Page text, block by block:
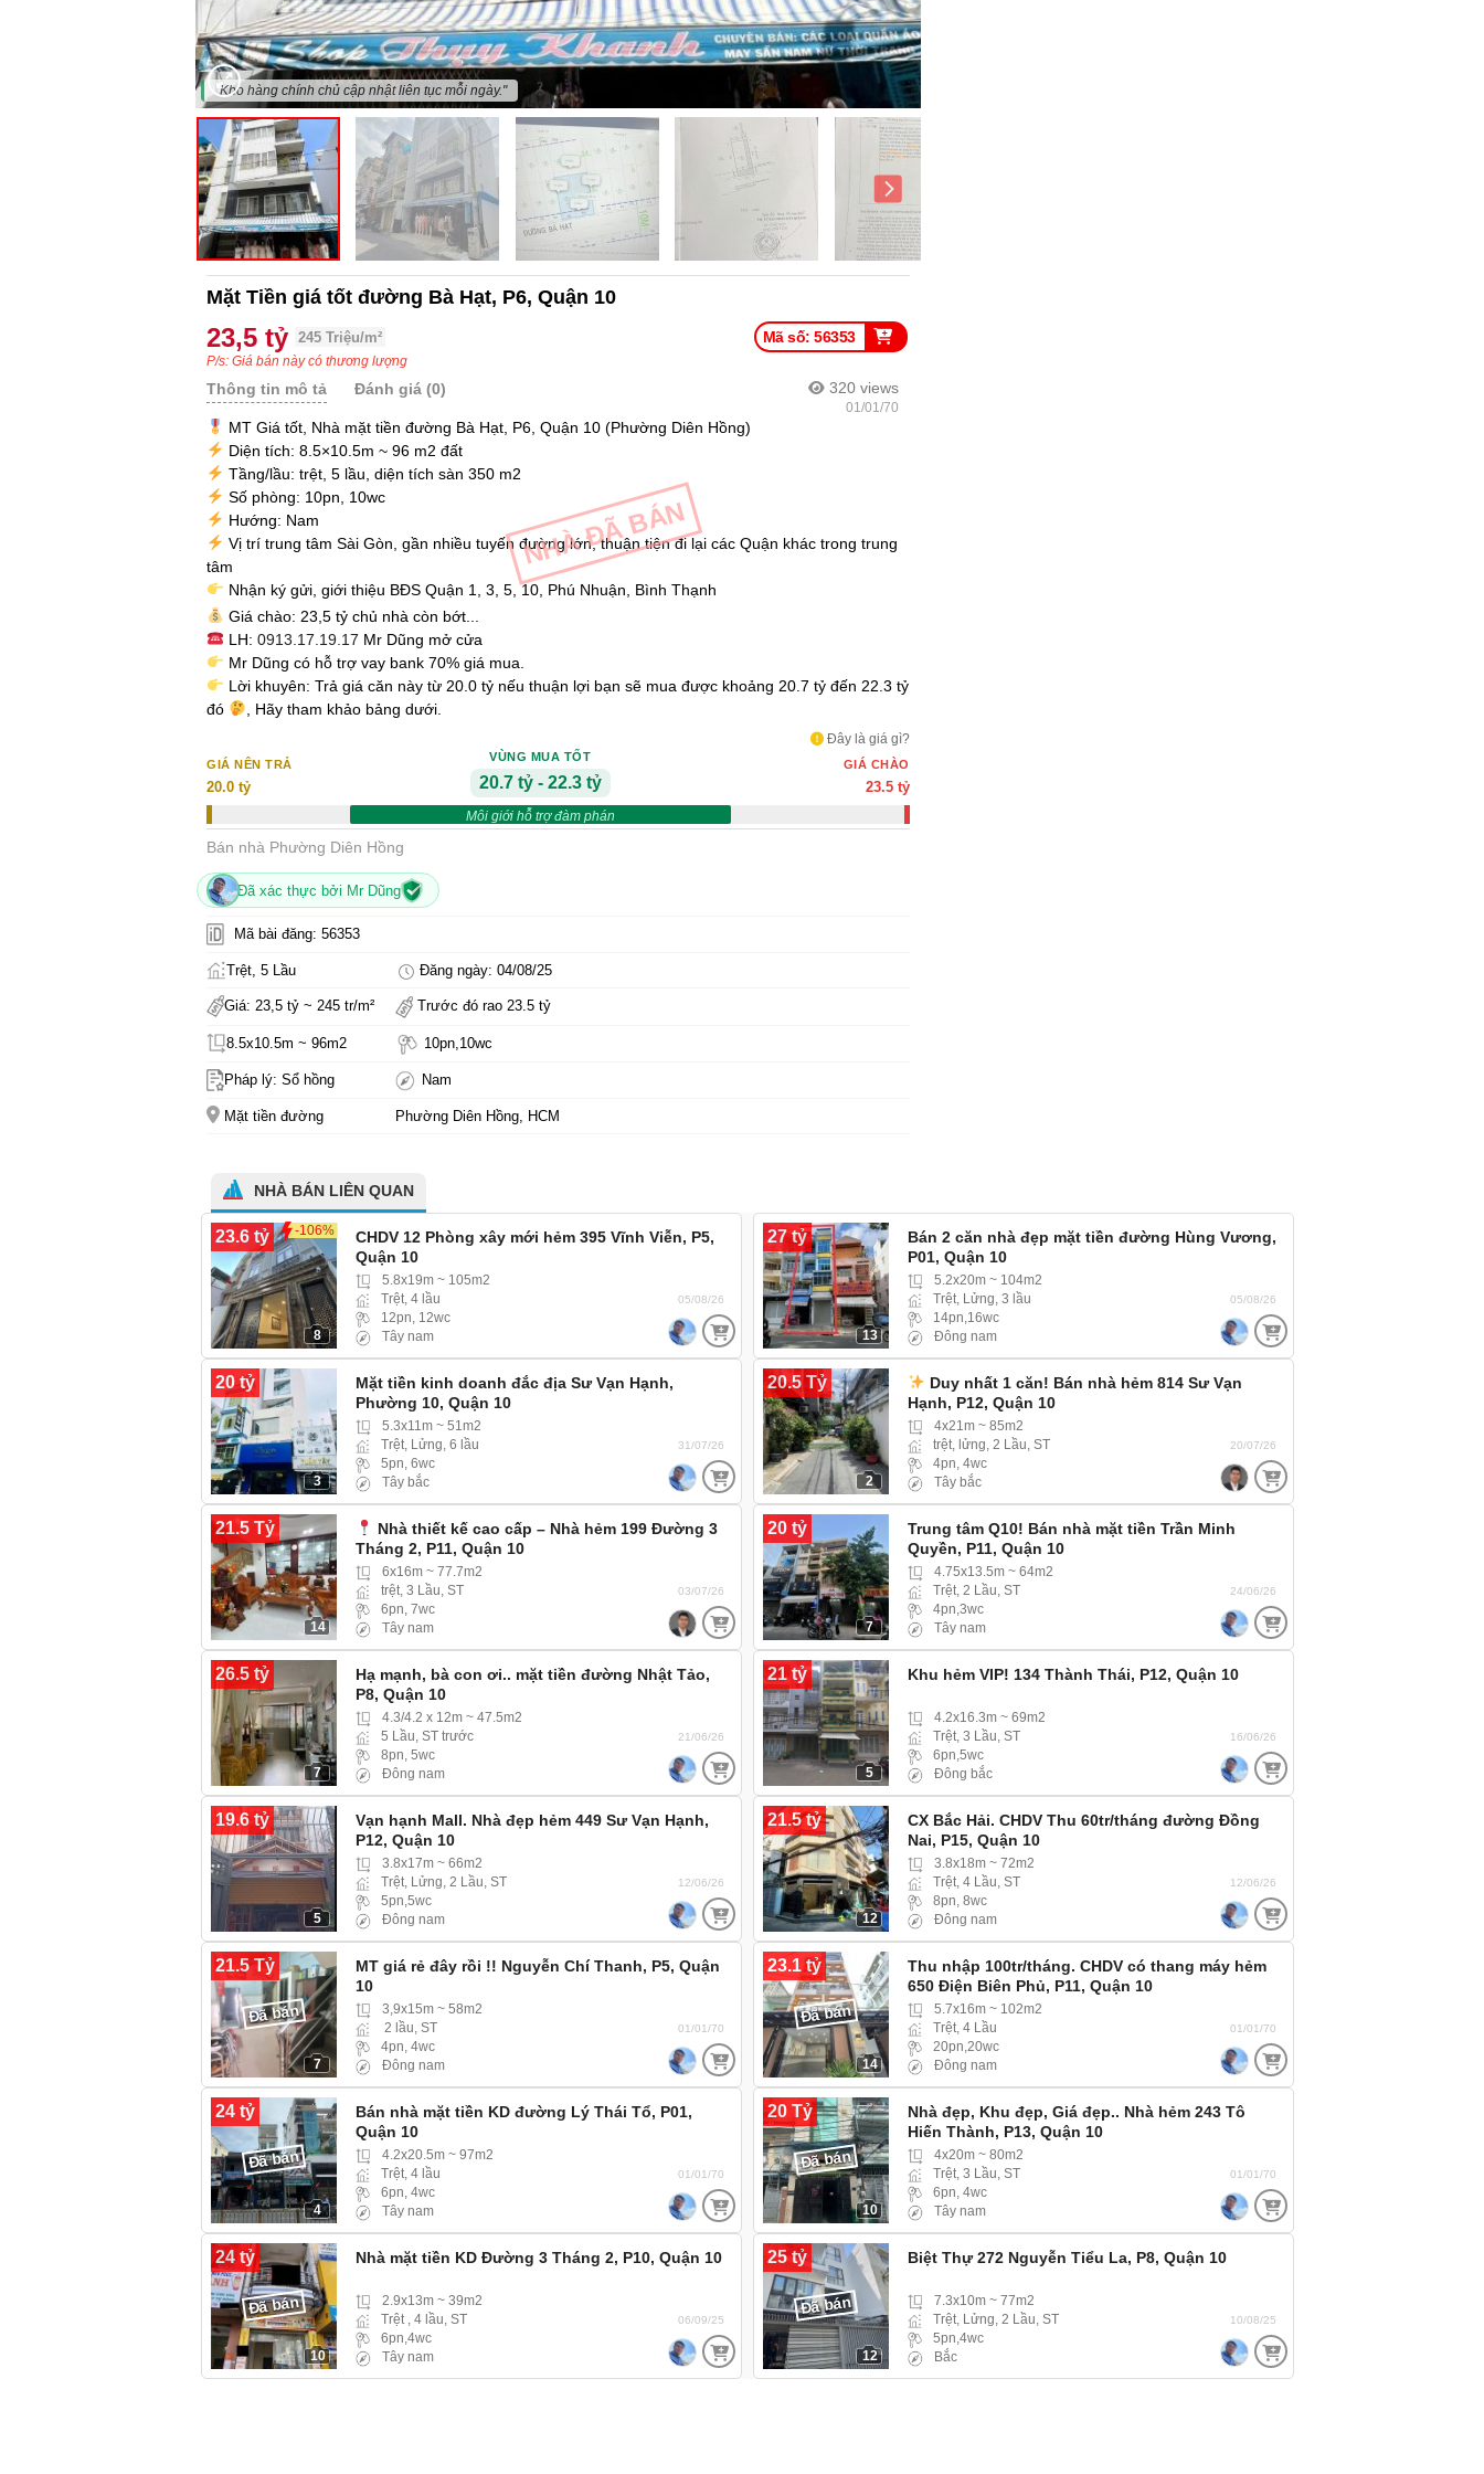
NHÀ ĐÃ BÁN
"Kho hàng chính chủ cập nhật liên tục mỗi ngày."
Mặt Tiền giá tốt đường Bà Hạt, P6, Quận 10
Mã số: 56353
23,5 tỷ 245 Triệu/m²
P/s: Giá bán này có thương lượng
320 views
01/01/70
Thông tin mô tả Đánh giá (0)
MT Giá tốt, Nhà mặt tiền đường Bà Hạt, P6, Quận 10 (Phường Diên Hồng)
Diện tích: 8.5×10.5m ~ 96 m2 đất
Tầng/lầu: trệt, 5 lầu, diện tích sàn 350 m2
Số phòng: 10pn, 10wc
Hướng: Nam
Vị trí trung tâm Sài Gòn, gần nhiều tuyến đường lớn, thuận tiện đi lại các Quận khác trong trung
tâm
Nhận ký gửi, giới thiệu BĐS Quận 1, 3, 5, 10, Phú Nhuận, Bình Thạnh
Giá chào: 23,5 tỷ chủ nhà còn bớt...
LH: 0913.17.19.17 Mr Dũng mở cửa
Mr Dũng có hỗ trợ vay bank 70% giá mua.
Lời khuyên: Trả giá căn này từ 20.0 tỷ nếu thuận lợi bạn sẽ mua được khoảng 20.7 tỷ đến 22.3 tỷ
đó
, Hãy tham khảo bảng dưới.
Đây là giá gì?
GIÁ NÊN TRẢ
20.0 tỷ
VÙNG MUA TỐT
20.7 tỷ - 22.3 tỷ
Môi giới hỗ trợ đàm phán
GIÁ CHÀO
23.5 tỷ
Bán nhà Phường Diên Hồng
Đã xác thực bởi Mr Dũng
Mã bài đăng: 56353
Trệt, 5 Lầu Đăng ngày: 04/08/25
Giá: 23,5 tỷ ~ 245 tr/m² Trước đó rao 23.5 tỷ
8.5x10.5m ~ 96m2 10pn,10wc
Pháp lý: Sổ hồng Nam
Mặt tiền đường Phường Diên Hồng, HCM
NHÀ BÁN LIÊN QUAN
23.6 tỷ -106%
8
CHDV 12 Phòng xây mới hẻm 395 Vĩnh Viễn, P5,
Quận 10
5.8x19m ~ 105m2
Trệt, 4 lầu
12pn, 12wc
Tây nam
05/08/26
27 tỷ
13
Bán 2 căn nhà đẹp mặt tiền đường Hùng Vương,
P01, Quận 10
5.2x20m ~ 104m2
Trệt, Lửng, 3 lầu
14pn,16wc
Đông nam
05/08/26
20 tỷ
3
Mặt tiền kinh doanh đắc địa Sư Vạn Hạnh,
Phường 10, Quận 10
5.3x11m ~ 51m2
Trệt, Lửng, 6 lầu
5pn, 6wc
Tây bắc
31/07/26
20.5 Tỷ
2
Duy nhất 1 căn! Bán nhà hẻm 814 Sư Vạn
Hạnh, P12, Quận 10
4x21m ~ 85m2
trệt, lửng, 2 Lầu, ST
4pn, 4wc
Tây bắc
20/07/26
21.5 Tỷ
14
Nhà thiết kế cao cấp – Nhà hẻm 199 Đường 3
Tháng 2, P11, Quận 10
6x16m ~ 77.7m2
trệt, 3 Lầu, ST
6pn, 7wc
Tây nam
03/07/26
20 tỷ
7
Trung tâm Q10! Bán nhà mặt tiền Trần Minh
Quyền, P11, Quận 10
4.75x13.5m ~ 64m2
Trệt, 2 Lầu, ST
4pn,3wc
Tây nam
24/06/26
26.5 tỷ
7
Hạ mạnh, bà con ơi.. mặt tiền đường Nhật Tảo,
P8, Quận 10
4.3/4.2 x 12m ~ 47.5m2
5 Lầu, ST trước
8pn, 5wc
Đông nam
21/06/26
21 tỷ
5
Khu hẻm VIP! 134 Thành Thái, P12, Quận 10
4.2x16.3m ~ 69m2
Trệt, 3 Lầu, ST
6pn,5wc
Đông bắc
16/06/26
19.6 tỷ
5
Vạn hạnh Mall. Nhà đẹp hẻm 449 Sư Vạn Hạnh,
P12, Quận 10
3.8x17m ~ 66m2
Trệt, Lửng, 2 Lầu, ST
5pn,5wc
Đông nam
12/06/26
21.5 tỷ
12
CX Bắc Hải. CHDV Thu 60tr/tháng đường Đồng
Nai, P15, Quận 10
3.8x18m ~ 72m2
Trệt, 4 Lầu, ST
8pn, 8wc
Đông nam
12/06/26
21.5 Tỷ
7
Đã bán
MT giá rẻ đây rồi !! Nguyễn Chí Thanh, P5, Quận
10
3,9x15m ~ 58m2
2 lầu, ST
4pn, 4wc
Đông nam
01/01/70
23.1 tỷ
14
Đã bán
Thu nhập 100tr/tháng. CHDV có thang máy hẻm
650 Điện Biên Phủ, P11, Quận 10
5.7x16m ~ 102m2
Trệt, 4 Lầu
20pn,20wc
Đông nam
01/01/70
24 tỷ
4
Đã bán
Bán nhà mặt tiền KD đường Lý Thái Tổ, P01,
Quận 10
4.2x20.5m ~ 97m2
Trệt, 4 lầu
6pn, 4wc
Tây nam
01/01/70
20 Tỷ
10
Đã bán
Nhà đẹp, Khu đẹp, Giá đẹp.. Nhà hẻm 243 Tô
Hiến Thành, P13, Quận 10
4x20m ~ 80m2
Trệt, 3 Lầu, ST
6pn, 4wc
Tây nam
01/01/70
24 tỷ
10
Đã bán
Nhà mặt tiền KD Đường 3 Tháng 2, P10, Quận 10
2.9x13m ~ 39m2
Trệt , 4 lầu, ST
6pn,4wc
Tây nam
06/09/25
25 tỷ
12
Đã bán
Biệt Thự 272 Nguyễn Tiểu La, P8, Quận 10
7.3x10m ~ 77m2
Trệt, Lửng, 2 Lầu, ST
5pn,4wc
Bắc
10/08/25